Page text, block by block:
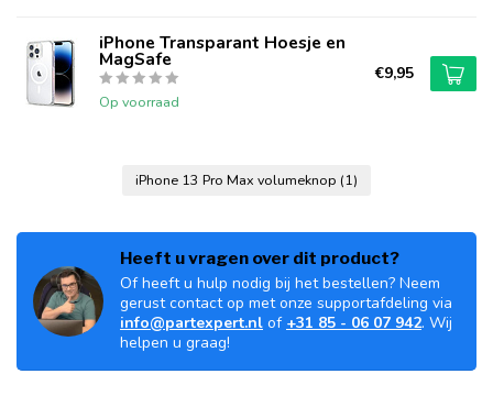
iPhone Transparant Hoesje en
MagSafe
Op voorraad
€9,95
iPhone 13 Pro Max volumeknop (1)
Heeft u vragen over dit product?
Of heeft u hulp nodig bij het bestellen? Neem
gerust contact op met onze supportafdeling via
info@partexpert.nl of +31 85 - 06 07 942. Wij
helpen u graag!